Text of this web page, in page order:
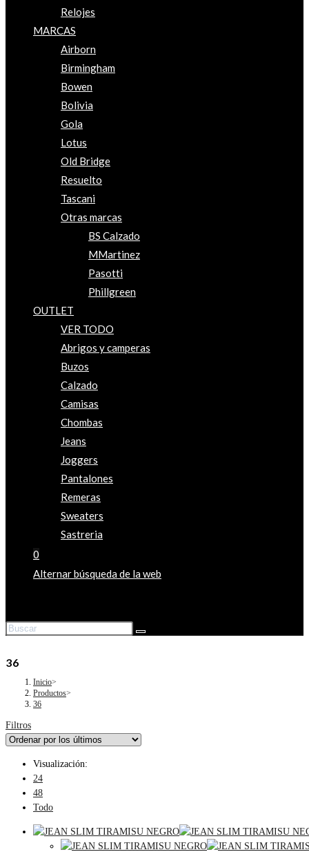
Relojes
MARCAS
Airborn
Birmingham
Bowen
Bolivia
Gola
Lotus
Old Bridge
Resuelto
Tascani
Otras marcas
BS Calzado
MMartinez
Pasotti
Phillgreen
OUTLET
VER TODO
Abrigos y camperas
Buzos
Calzado
Camisas
Chombas
Jeans
Joggers
Pantalones
Remeras
Sweaters
Sastreria
0
Alternar búsqueda de la web
36
Inicio>
Productos>
36
Filtros
Visualización:
24
48
Todo